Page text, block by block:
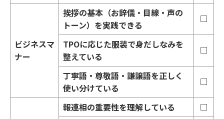
ビジネスマ
ナー
挨拶の基本（お辞儀・目線・声の
トーン）を実践できる
□
TPOに応じた服装で身だしなみを
整えている
□
丁寧語・尊敬語・謙譲語を正しく
使い分けている
□
報連相の重要性を理解している
□